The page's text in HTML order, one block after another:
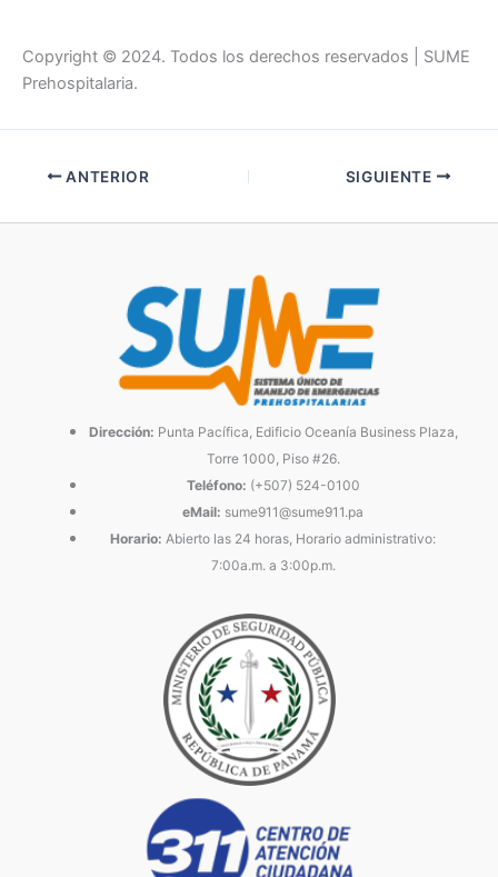
Copyright © 2024. Todos los derechos reservados | SUME
Prehospitalaria.
ANTERIOR SIGUIENTE
Dirección: Punta Pacífica, Edificio Oceanía Business Plaza,
Torre 1000, Piso #26.
Teléfono: (+507) 524-0100
eMail: sume911@sume911.pa
Horario: Abierto las 24 horas, Horario administrativo:
7:00a.m. a 3:00p.m.